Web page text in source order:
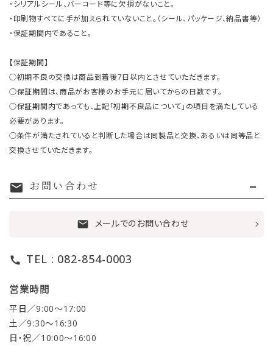
・シリアルシール、バーコード等に欠損がないこと。
・印刷物すべてに手が加えられていないこと。（シール、パッケージ、納品書等）
・保証期間内であること。
【保証期間】
○初期不良の交換は商品到着後7日以内とさせていただきます。
○保証期間は、商品がお客様のお手元に届いてからの日数です。
○保証期間内であっても、上記「初期不良品について」の項目を満たしている
必要があります。
○条件が満たされていると判断した場合は同製品と交換、あるいは同等品と
交換させていただきます。
mail お問い合わせ
mail メールでのお問い合わせ
call TEL : 082-854-0003
営業時間
平日／9:00〜17:00
土／9:30〜16:30
日・祝／10:00〜16:00